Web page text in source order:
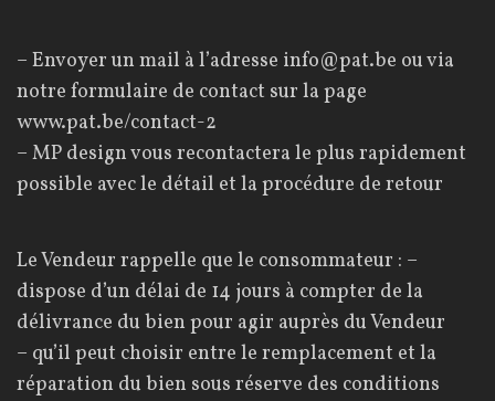
– Envoyer un mail à l’adresse info@pat.be ou via
notre formulaire de contact sur la page
www.pat.be/contact-2
– MP design vous recontactera le plus rapidement
possible avec le détail et la procédure de retour
Le Vendeur rappelle que le consommateur : –
dispose d’un délai de 14 jours à compter de la
délivrance du bien pour agir auprès du Vendeur
– qu’il peut choisir entre le remplacement et la
réparation du bien sous réserve des conditions